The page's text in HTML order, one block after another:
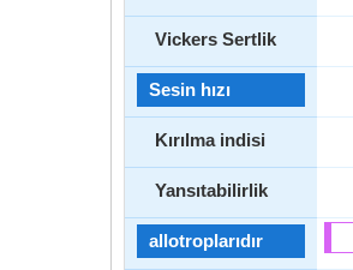
Vickers Sertlik
Sesin hızı
Kırılma indisi
Yansıtabilirlik
allotroplarıdır